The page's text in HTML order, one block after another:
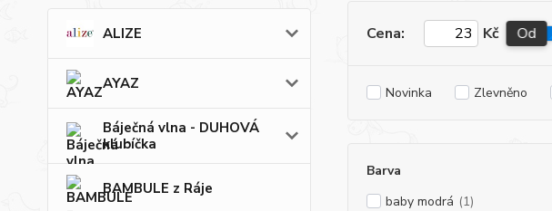
ALIZE
AYAZ
Báječná vlna - DUHOVÁ
klubíčka
BAMBULE z Ráje
Cena: Kč Od
Novinka Zlevněno
Barva
baby modrá (1)